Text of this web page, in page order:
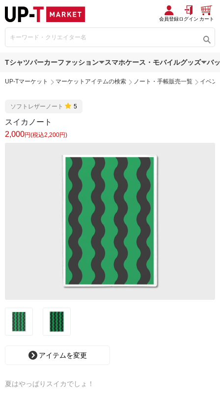
会員登録ログイン カート
Tシャツパーカーファッション スマホケース・モバイルグッズ バ
UP-Tマーケット マーケットアイテムの検索 ノート・手帳販売一覧 イベン
ソフトレザーノート 5
スイカノート
2,000円(税込2,200円)
アイテムを変更
夏はやっぱりスイカでしょ！